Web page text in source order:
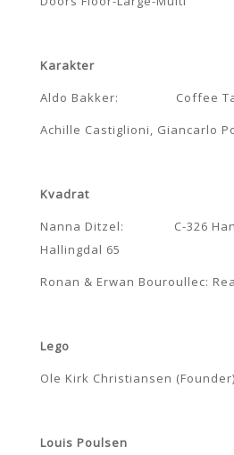
Karakter
Aldo Bakker: Coffee
Achille Castiglioni, Giancarlo
Kvadrat
Nanna Ditzel: C-326
Hallingdal 65
Ronan & Erwan Bouroullec:
Lego
Ole Kirk Christiansen
Louis Poulsen